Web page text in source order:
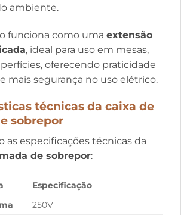
ambiente.
funciona como uma extensão
, ideal para uso em mesas,
oferecendo praticidade
mais segurança no uso elétrico.
técnicas da caixa de
sobrepor
as especificações técnicas da
de sobrepor:
Especificação
250V